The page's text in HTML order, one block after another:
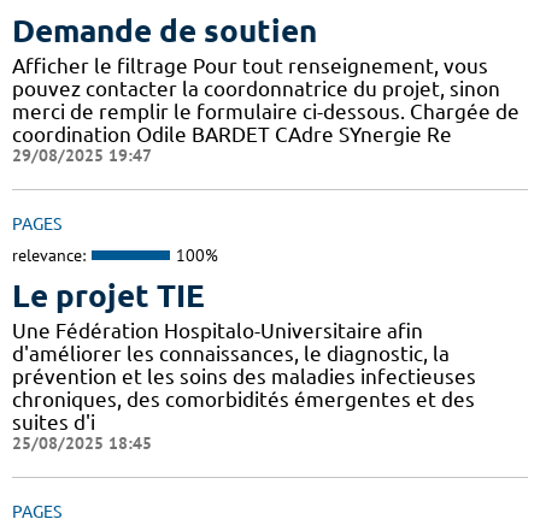
Demande de soutien
Afficher le filtrage Pour tout renseignement, vous
pouvez contacter la coordonnatrice du projet, sinon
merci de remplir le formulaire ci-dessous. Chargée de
coordination Odile BARDET CAdre SYnergie Re
29/08/2025 19:47
PAGES
relevance: 100%
Le projet TIE
Une Fédération Hospitalo-Universitaire afin
d'améliorer les connaissances, le diagnostic, la
prévention et les soins des maladies infectieuses
chroniques, des comorbidités émergentes et des
suites d'i
25/08/2025 18:45
PAGES